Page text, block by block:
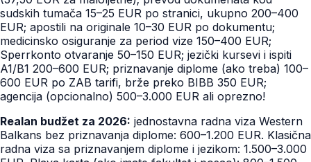
sudskih tumača 15–25 EUR po stranici, ukupno 200–400
EUR; apostili na originale 10–30 EUR po dokumentu;
medicinsko osiguranje za period vize 150–400 EUR;
Sperrkonto otvaranje 50–150 EUR; jezički kursevi i ispiti
A1/B1 200–600 EUR; priznavanje diplome (ako treba) 100–
600 EUR po ZAB tarifi, brže preko BIBB 350 EUR;
agencija (opcionalno) 500–3.000 EUR ali oprezno!
Realan budžet za 2026: jednostavna radna viza Western
Balkans bez priznavanja diplome: 600–1.200 EUR. Klasična
radna viza sa priznavanjem diplome i jezikom: 1.500–3.000